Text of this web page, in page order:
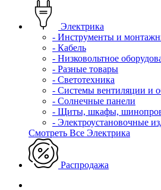
Электрика
- Инструменты и
- Кабель
- Низковольтное
- Разные товары
- Светотехника
- Системы вентиляции и
- Солнечные панели
- Щиты, шкафы,
- Электроустановочные
Смотреть Все Электрика
Распродажа